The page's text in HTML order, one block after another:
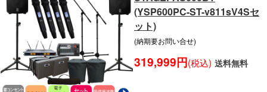
(YSP600PC-ST-v811sV4Sセ
ット)
(納期要お問い合せ)
319,999円(税込) 送料無料